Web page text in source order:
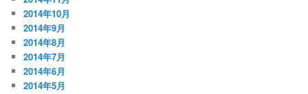
2014年10月
2014年9月
2014年8月
2014年7月
2014年6月
2014年5月